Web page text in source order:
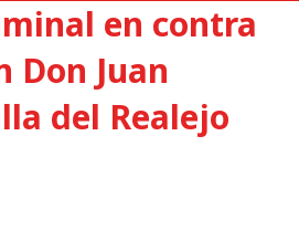
en contra
Don Juan
del Realejo